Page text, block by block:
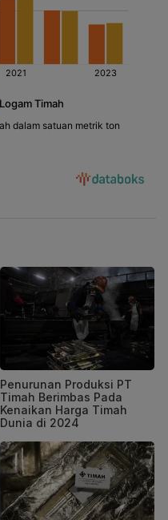
Penurunan Produksi PT
Timah Berimbas Pada
Kenaikan Harga Timah
Dunia di 2024